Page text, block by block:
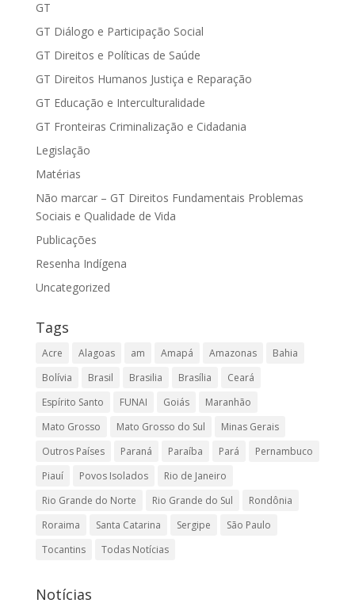
GT
GT Diálogo e Participação Social
GT Direitos e Políticas de Saúde
GT Direitos Humanos Justiça e Reparação
GT Educação e Interculturalidade
GT Fronteiras Criminalização e Cidadania
Legislação
Matérias
Não marcar – GT Direitos Fundamentais Problemas
Sociais e Qualidade de Vida
Publicações
Resenha Indígena
Uncategorized
Tags
Acre Alagoas am Amapá Amazonas
Bahia
Bolívia
Brasil Brasilia Brasília
Ceará
Espírito Santo
FUNAI Goiás
Maranhão
Mato Grosso
Mato Grosso do Sul
Minas Gerais
Outros Países
Paraná Paraíba Pará
Pernambuco
Piauí
Povos Isolados
Rio de Janeiro
Rio Grande do Norte
Rio Grande do Sul
Rondônia
Roraima
Santa Catarina Sergipe
São Paulo
Tocantins
Todas Notícias
Notícias